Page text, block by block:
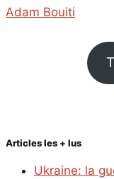
Adam Bouiti
Articles les + lus
Ukraine: la